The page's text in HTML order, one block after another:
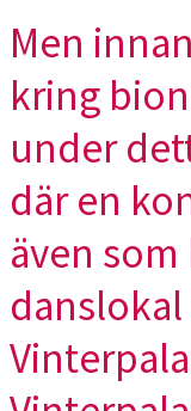
Men
kring
under
där en
även